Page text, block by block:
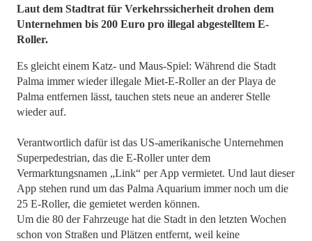
​​​​​​​Laut dem Stadtrat für Verkehrssicherheit drohen dem
Unternehmen bis 200 Euro pro illegal abgestelltem E-
Roller.
Es gleicht einem Katz- und Maus-Spiel: Während die Stadt
Palma immer wieder illegale Miet-E-Roller an der Playa de
Palma entfernen lässt, tauchen stets neue an anderer Stelle
wieder auf.
Verantwortlich dafür ist das US-amerikanische Unternehmen
Superpedestrian, das die E-Roller unter dem
Vermarktungsnamen „Link“ per App vermietet. Und laut dieser
App stehen rund um das Palma Aquarium immer noch um die
25 E-Roller, die gemietet werden können.
Um die 80 der Fahrzeuge hat die Stadt in den letzten Wochen
schon von Straßen und Plätzen entfernt, weil keine